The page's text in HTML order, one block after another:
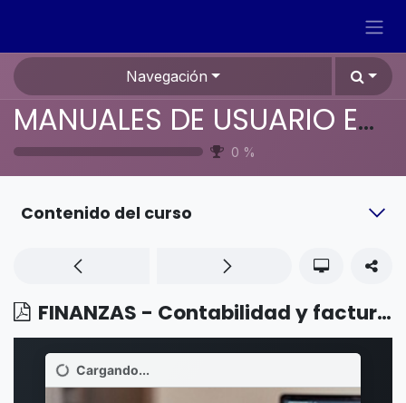
Navegación
MANUALES DE USUARIO EN ESPAÑOL ODOO 19
0 %
Contenido del curso
FINANZAS - Contabilidad y facturación - Ventas a distancia intracomunitarias en la UE